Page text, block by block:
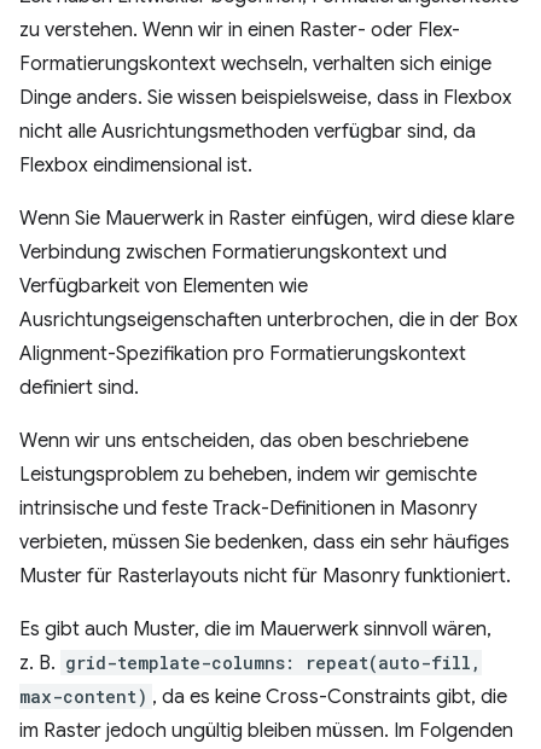
zu verstehen. Wenn wir in einen Raster- oder Flex-
Formatierungskontext wechseln, verhalten sich einige
Dinge anders. Sie wissen beispielsweise, dass in Flexbox
nicht alle Ausrichtungsmethoden verfügbar sind, da
Flexbox eindimensional ist.
Wenn Sie Mauerwerk in Raster einfügen, wird diese klare
Verbindung zwischen Formatierungskontext und
Verfügbarkeit von Elementen wie
Ausrichtungseigenschaften unterbrochen, die in der Box
Alignment-Spezifikation pro Formatierungskontext
definiert sind.
Wenn wir uns entscheiden, das oben beschriebene
Leistungsproblem zu beheben, indem wir gemischte
intrinsische und feste Track-Definitionen in Masonry
verbieten, müssen Sie bedenken, dass ein sehr häufiges
Muster für Rasterlayouts nicht für Masonry funktioniert.
Es gibt auch Muster, die im Mauerwerk sinnvoll wären,
z. B. grid-template-columns: repeat(auto-fill,
max-content) , da es keine Cross-Constraints gibt, die
im Raster jedoch ungültig bleiben müssen. Im Folgenden